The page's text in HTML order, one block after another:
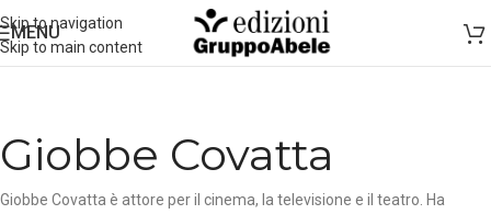
Skip to navigation
Skip to main content
MENU
Giobbe Covatta
Giobbe Covatta è attore per il cinema, la televisione e il teatro. Ha